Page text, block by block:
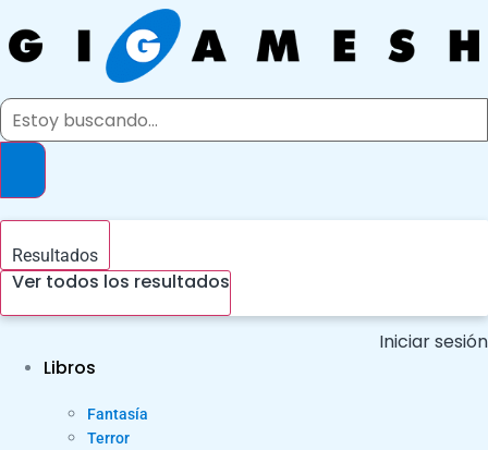
al
contenido
Search
Resultados
Ver todos los resultados
Iniciar sesión
Libros
Fantasía
Terror